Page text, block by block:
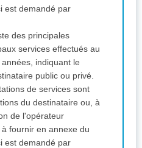
est demandé par
des principales
services effectués au
indiquant le
public ou privé.
de services sont
du destinataire ou, à
de l'opérateur
fournir en annexe du
est demandé par